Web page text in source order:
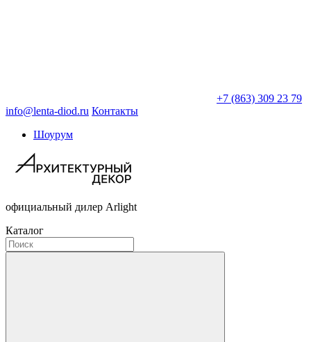
+7 (863) 309 23 79
info@lenta-diod.ru Контакты
Шоурум
официальный дилер Arlight
Каталог